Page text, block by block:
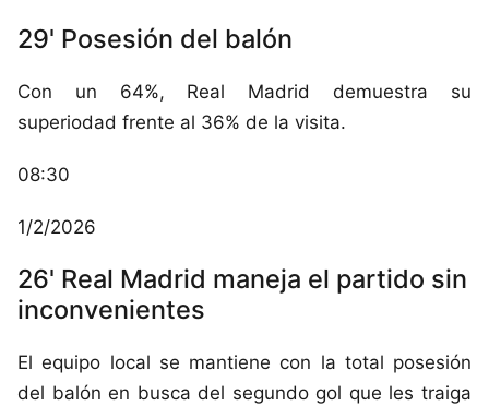
29' Posesión del balón
Con un 64%, Real Madrid demuestra su
superiodad frente al 36% de la visita.
08:30
1/2/2026
26' Real Madrid maneja el partido sin
inconvenientes
El equipo local se mantiene con la total posesión
del balón en busca del segundo gol que les traiga